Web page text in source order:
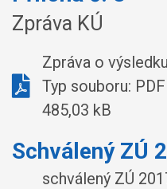
Zpráva KÚ
Zpráva o
Typ souboru:
485,03 kB
Schválený ZÚ
schválený ZÚ